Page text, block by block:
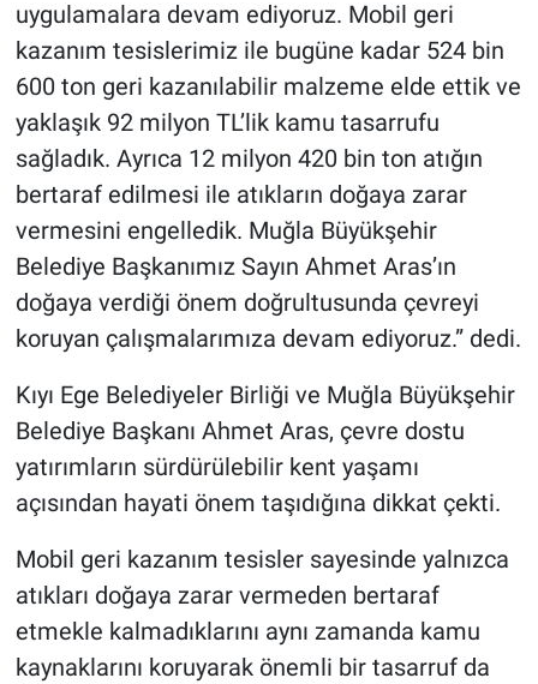
uygulamalara devam ediyoruz. Mobil geri
kazanım tesislerimiz ile bugüne kadar 524 bin
600 ton geri kazanılabilir malzeme elde ettik ve
yaklaşık 92 milyon TL’lik kamu tasarrufu
sağladık. Ayrıca 12 milyon 420 bin ton atığın
bertaraf edilmesi ile atıkların doğaya zarar
vermesini engelledik. Muğla Büyükşehir
Belediye Başkanımız Sayın Ahmet Aras’ın
doğaya verdiği önem doğrultusunda çevreyi
koruyan çalışmalarımıza devam ediyoruz.” dedi.
Kıyı Ege Belediyeler Birliği ve Muğla Büyükşehir
Belediye Başkanı Ahmet Aras, çevre dostu
yatırımların sürdürülebilir kent yaşamı
açısından hayati önem taşıdığına dikkat çekti.
Mobil geri kazanım tesisler sayesinde yalnızca
atıkları doğaya zarar vermeden bertaraf
etmekle kalmadıklarını aynı zamanda kamu
kaynaklarını koruyarak önemli bir tasarruf da